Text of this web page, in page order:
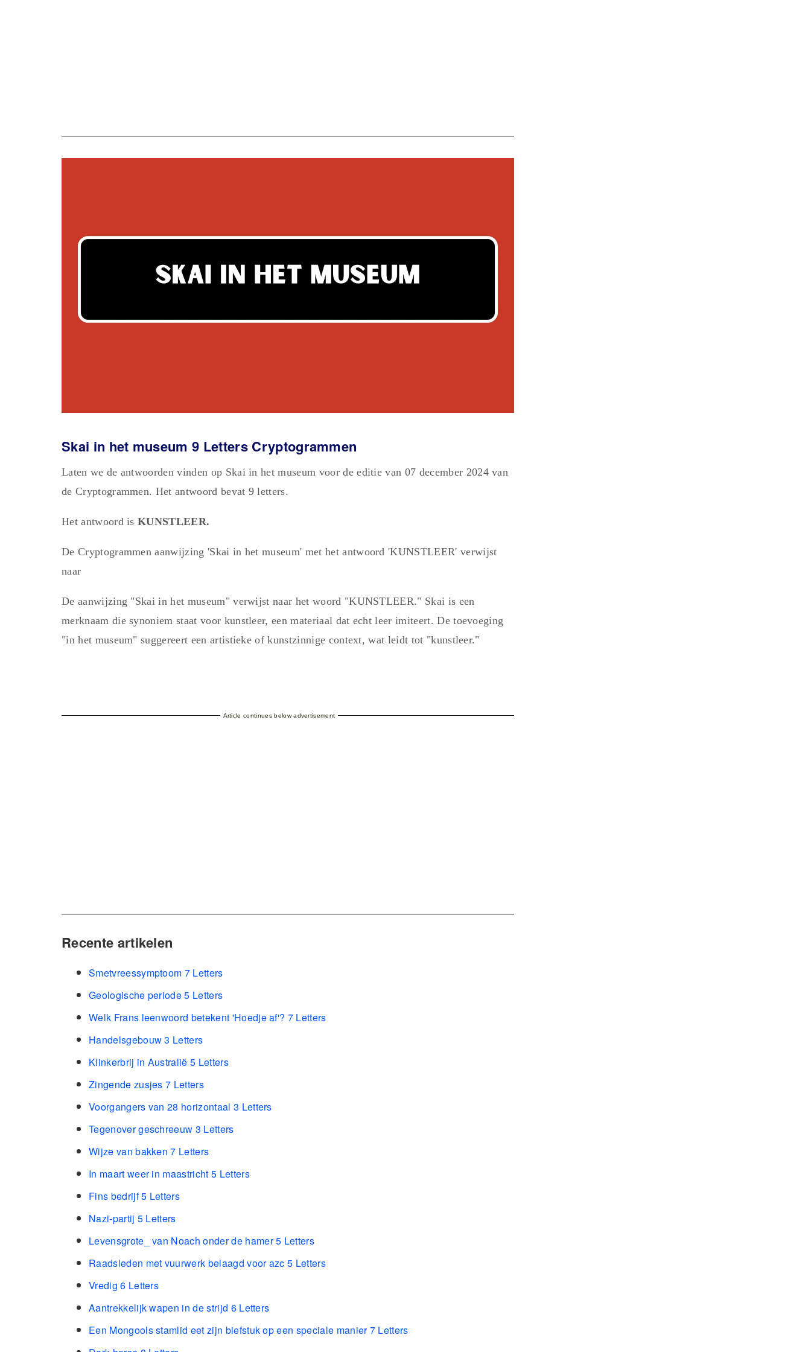
Skai in het museum 9 Letters Cryptogrammen
Laten we de antwoorden vinden op Skai in het museum voor de editie van 07 december 2024 van
de Cryptogrammen. Het antwoord bevat 9 letters.
Het antwoord isKUNSTLEER.
De Cryptogrammen aanwijzing 'Skai in het museum' met het antwoord 'KUNSTLEER' verwijst
naar
De aanwijzing "Skai in het museum" verwijst naar het woord "KUNSTLEER." Skai is een
merknaam die synoniem staat voor kunstleer, een materiaal dat echt leer imiteert. De toevoeging
"in het museum" suggereert een artistieke of kunstzinnige context, wat leidt tot "kunstleer."
Article continues below advertisement
Recente artikelen
Smetvreessymptoom 7 Letters
Geologische periode 5 Letters
Welk Frans leenwoord betekent 'Hoedje af'? 7 Letters
Handelsgebouw 3 Letters
Klinkerbrij in Australië 5 Letters
Zingende zusjes 7 Letters
Voorgangers van 28 horizontaal 3 Letters
Tegenover geschreeuw 3 Letters
Wijze van bakken 7 Letters
In maart weer in maastricht 5 Letters
Fins bedrijf 5 Letters
Nazi-partij 5 Letters
Levensgrote_ van Noach onder de hamer 5 Letters
Raadsleden met vuurwerk belaagd voor azc 5 Letters
Vredig 6 Letters
Aantrekkelijk wapen in de strijd 6 Letters
Een Mongools stamlid eet zijn biefstuk op een speciale manier 7 Letters